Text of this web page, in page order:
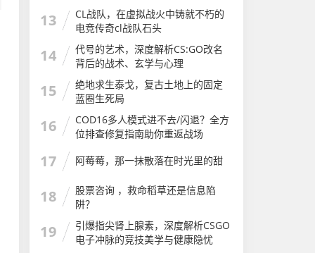
13
CL战队，在虚拟战火中铸就不朽的
电竞传奇cl战队石头
14
代号的艺术，深度解析CS:GO改名
背后的战术、玄学与心理
15
绝地求生泰戈，复古土地上的固定
蓝圈生死局
16
COD16多人模式进不去/闪退？全方
位排查修复指南助你重返战场
17 阿莓莓，那一抹散落在时光里的甜
18
股票咨询 ，救命稻草还是信息陷
阱？
19
引爆指尖肾上腺素，深度解析CSGO
电子冲脉的竞技美学与健康隐忧